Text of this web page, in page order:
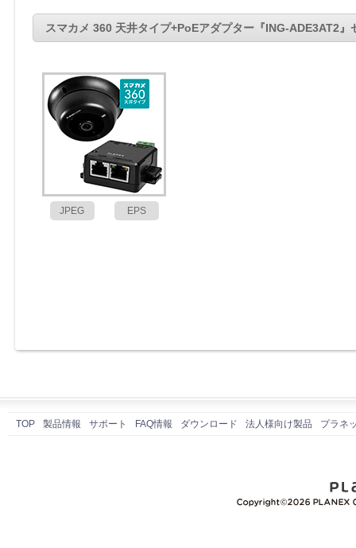
スマカメ 360 天井タイプ+PoEアダプター『ING-ADE3AT2
JPEG EPS
TOP 製品情報 サポート FAQ情報 ダウンロード 法人様向け製品 プラネ